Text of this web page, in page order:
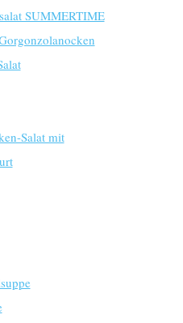
SUMMERTIME
Salat mit